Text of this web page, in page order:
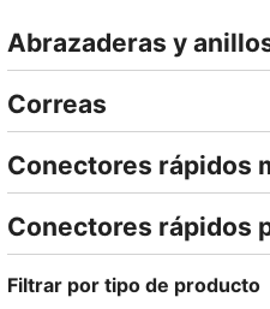
Abrazaderas y
Correas
Conectores rápidos
Conectores rápidos
Filtrar por tipo de producto